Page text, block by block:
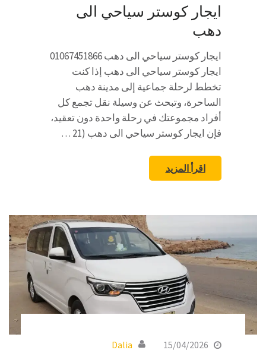
ايجار كوستر سياحي الى
دهب
ايجار كوستر سياحي الى دهب 01067451866
ايجار كوستر سياحي الى دهب إذا كنت
تخطط لرحلة جماعية إلى مدينة دهب
الساحرة، وتبحث عن وسيلة نقل تجمع كل
أفراد مجموعتك في رحلة واحدة دون تعقيد،
فإن ايجار كوستر سياحي الى دهب (21 …
اقرأ المزيد
15/04/2026
Dalia